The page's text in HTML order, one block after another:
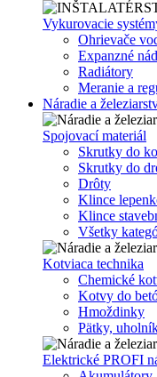
Vykurovacie
Ohrievače
Expanzné
Radiátory
Meranie a
Náradie a
Spojovací materiál
Skrutky do
Skrutky do
Drôty
Klince
Klince
Všetky
Kotviaca technika
Chemické
Kotvy do
Hmoždinky
Pätky,
Elektrické PROFI